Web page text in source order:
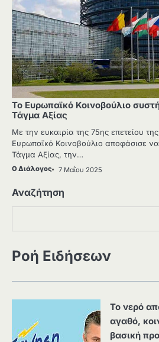
Το Ευρωπαϊκό Κοινοβούλιο
Τάγμα Αξίας
Με την ευκαιρία της 75ης επετείου
Ευρωπαϊκό Κοινοβούλιο αποφάσισε
Τάγμα Αξίας, την…
Ο Διάλογος 7 Μαΐου 2025
Αναζήτηση
Ροή Ειδήσεων
Το νερό
αγαθό,
βασική